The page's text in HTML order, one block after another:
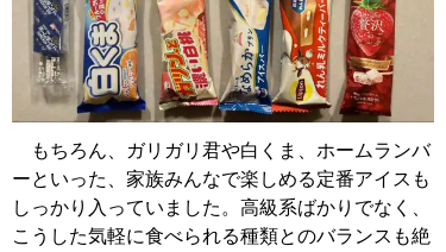
もちろん、ガリガリ君や白くま、ホームランバ
ーといった、家族みんなで楽しめる定番アイスも
しっかり入っていました。高級系ばかりでなく、
こうした気軽に食べられる種類とのバランスも絶